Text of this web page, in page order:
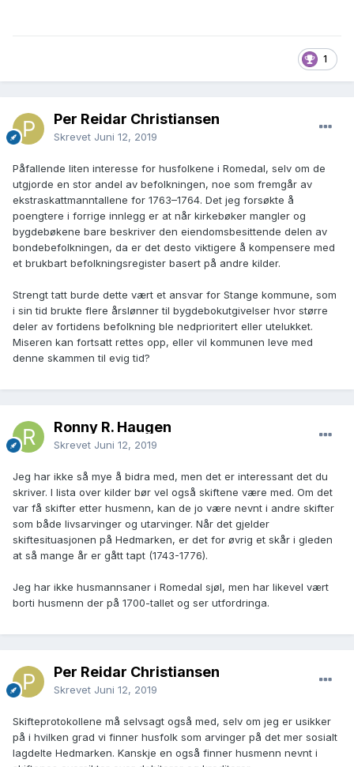
1
Per Reidar Christiansen
Skrevet Juni 12, 2019
Påfallende liten interesse for husfolkene i Romedal, selv om de
utgjorde en stor andel av befolkningen, noe som fremgår av
ekstraskattmanntallene for 1763–1764. Det jeg forsøkte å
poengtere i forrige innlegg er at når kirkebøker mangler og
bygdebøkene bare beskriver den eiendomsbesittende delen av
bondebefolkningen, da er det desto viktigere å kompensere med
et brukbart befolkningsregister basert på andre kilder.
Strengt tatt burde dette vært et ansvar for Stange kommune, som
i sin tid brukte flere årslønner til bygdebokutgivelser hvor større
deler av fortidens befolkning ble nedprioritert eller utelukket.
Miseren kan fortsatt rettes opp, eller vil kommunen leve med
denne skammen til evig tid?
Ronny R. Haugen
Skrevet Juni 12, 2019
Jeg har ikke så mye å bidra med, men det er interessant det du
skriver. I lista over kilder bør vel også skiftene være med. Om det
var få skifter etter husmenn, kan de jo være nevnt i andre skifter
som både livsarvinger og utarvinger. Når det gjelder
skiftesituasjonen på Hedmarken, er det for øvrig et skår i gleden
at så mange år er gått tapt (1743-1776).
Jeg har ikke husmannsaner i Romedal sjøl, men har likevel vært
borti husmenn der på 1700-tallet og ser utfordringa.
Per Reidar Christiansen
Skrevet Juni 12, 2019
Skifteprotokollene må selvsagt også med, selv om jeg er usikker
på i hvilken grad vi finner husfolk som arvinger på det mer sosialt
lagdelte Hedmarken. Kanskje en også finner husmenn nevnt i